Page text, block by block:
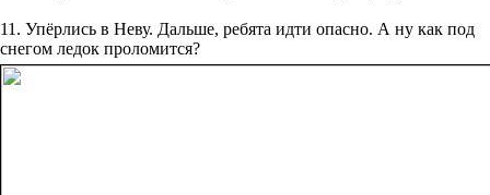
11. Упёрлись в Неву. Дальше, ребята идти опасно. А ну как под
снегом ледок проломится?